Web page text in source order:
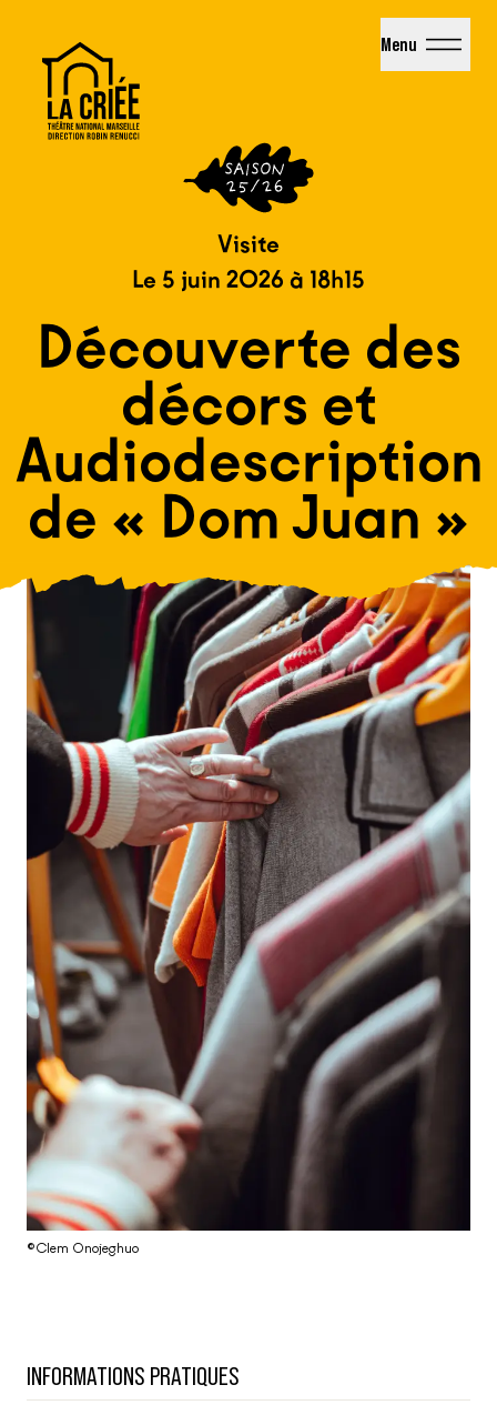
Menu
Visite
Le 5 juin 2026 à 18h15
Découverte des
décors et
Audiodescription
de « Dom Juan »
©Clem Onojeghuo
INFORMATIONS PRATIQUES